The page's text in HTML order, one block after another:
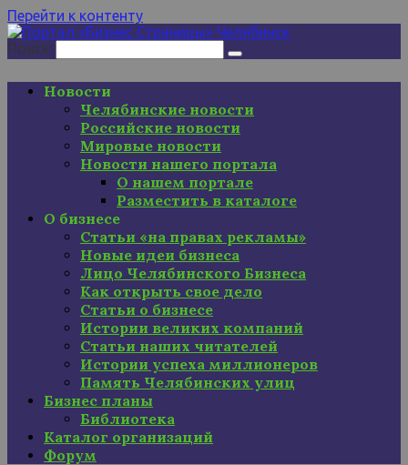
Перейти к контенту
Поиск:
Новости
Челябинские новости
Российские новости
Мировые новости
Новости нашего портала
О нашем портале
Разместить в каталоге
О бизнесе
Статьи «на правах рекламы»
Новые идеи бизнеса
Лицо Челябинского Бизнеса
Как открыть свое дело
Статьи о бизнесе
Истории великих компаний
Статьи наших читателей
Истории успеха миллионеров
Память Челябинских улиц
Бизнес планы
Библиотека
Каталог организаций
Форум